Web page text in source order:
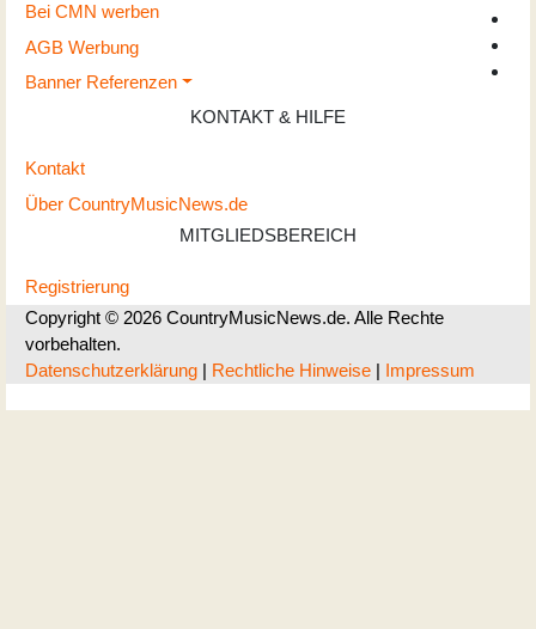
Bei CMN werben
AGB Werbung
Banner Referenzen
KONTAKT & HILFE
Kontakt
Über CountryMusicNews.de
MITGLIEDSBEREICH
Registrierung
Copyright © 2026 CountryMusicNews.de. Alle Rechte
vorbehalten.
Datenschutzerklärung | Rechtliche Hinweise | Impressum